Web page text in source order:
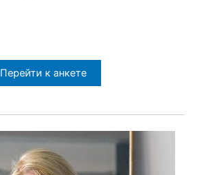
Перейти к анкете